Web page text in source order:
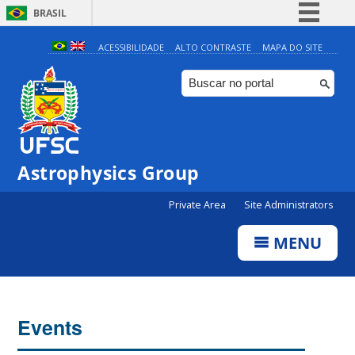
BRASIL
Simplifique!
Comunica BR
Participe
ACESSIBILIDADE ALTO CONTRASTE MAPA DO SITE
Astrophysics Group
Private Area Site Administrators
MENU
Events
4:00